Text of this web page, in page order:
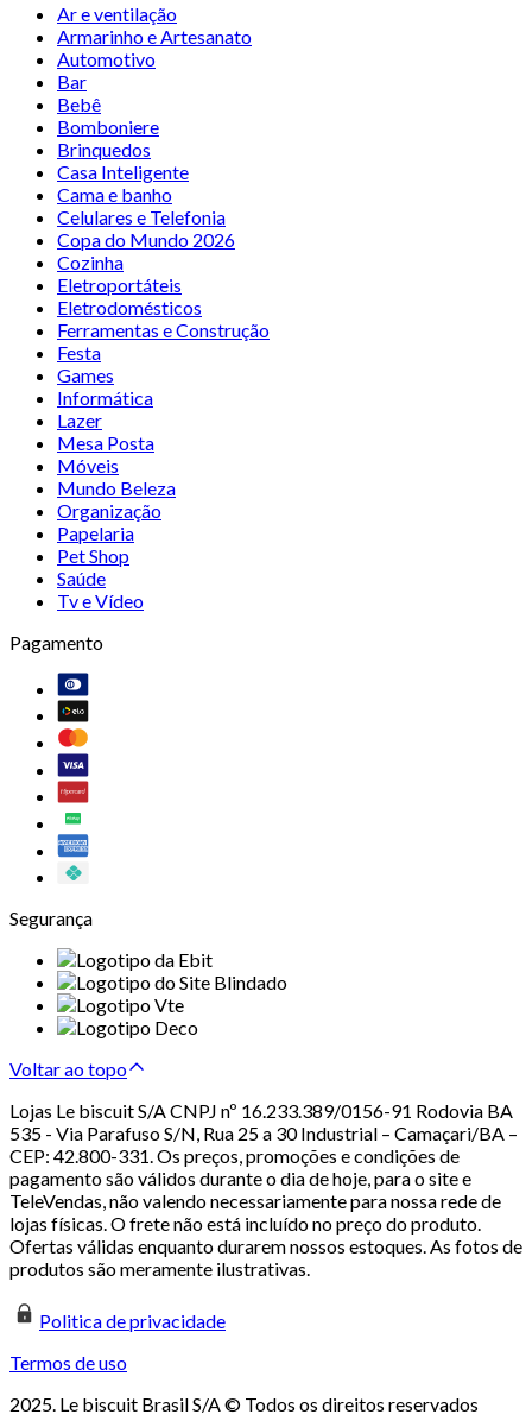
Ar e ventilação
Armarinho e Artesanato
Automotivo
Bar
Bebê
Bomboniere
Brinquedos
Casa Inteligente
Cama e banho
Celulares e Telefonia
Copa do Mundo 2026
Cozinha
Eletroportáteis
Eletrodomésticos
Ferramentas e Construção
Festa
Games
Informática
Lazer
Mesa Posta
Móveis
Mundo Beleza
Organização
Papelaria
Pet Shop
Saúde
Tv e Vídeo
Pagamento
Segurança
Voltar ao topo
Lojas Le biscuit S/A CNPJ nº 16.233.389/0156-91 Rodovia BA
535 - Via Parafuso S/N, Rua 25 a 30 Industrial – Camaçari/BA –
CEP: 42.800-331. Os preços, promoções e condições de
pagamento são válidos durante o dia de hoje, para o site e
TeleVendas, não valendo necessariamente para nossa rede de
lojas físicas. O frete não está incluído no preço do produto.
Ofertas válidas enquanto durarem nossos estoques. As fotos de
produtos são meramente ilustrativas.
Politica de privacidade
Termos de uso
2025. Le biscuit Brasil S/A © Todos os direitos reservados